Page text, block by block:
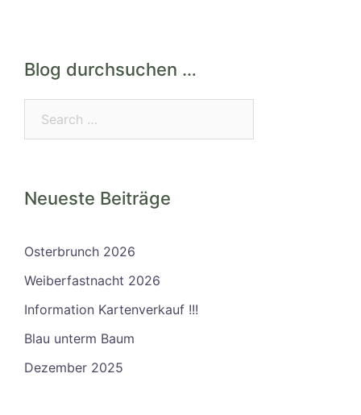
Blog durchsuchen …
Neueste Beiträge
Osterbrunch 2026
Weiberfastnacht 2026
Information Kartenverkauf !!!
Blau unterm Baum
Dezember 2025